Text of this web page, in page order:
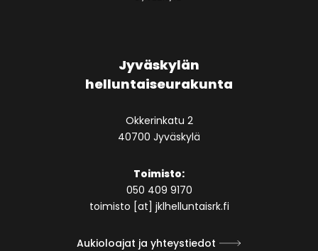
Jyväskylän
helluntaiseurakunta
Okkerinkatu 2
40700 Jyväskylä
Toimisto:
050 409 9170
toimisto [at] jklhelluntaisrk.fi
Aukioloajat ja yhteystiedot